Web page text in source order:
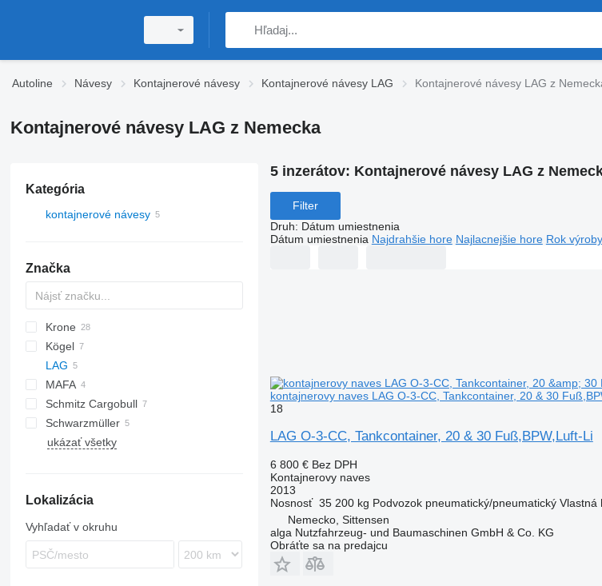
Autoline Návesy Kontajnerové návesy Kontajnerové návesy LAG Kontajnerové návesy LAG z
Kontajnerové návesy LAG z Nemecka
Kategória
kontajnerové návesy
Značka
SDS
Krone
SD
SDC
Kögel
LAG
0-3
0-3-39
0-3-CC
O-3
MAFA
G-series
SL
Schmitz Cargobull
SCF
SGF
Schwarzmüller
SPA
ukázať všetky
Lokalizácia
Vyhľadať v okruhu
5 inzerátov: Kontajnerové návesy LAG z
Filter
Druh: Dátum umiestnenia
Dátum umiestnenia Najdrahšie hore Najlacnejšie hore Rok
kontajnerovy naves LAG O-3-CC, Tankcontainer, 20 & 30
18
LAG O-3-CC, Tankcontainer, 20 & 30 Fuß,BPW,Luft-Li
6 800 € Bez DPH
Kontajnerovy naves
2013
Nosnosť 35 200 kg Podvozok pneumatický/pneumatický Vlastná
Nemecko, Sittensen
alga Nutzfahrzeug- und Baumaschinen GmbH & Co. KG
Obráťte sa na predajcu